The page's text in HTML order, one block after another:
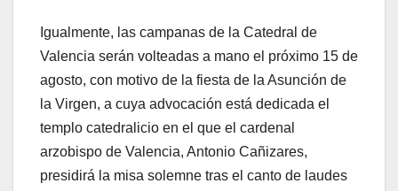
Igualmente, las campanas de la Catedral de
Valencia serán volteadas a mano el próximo 15 de
agosto, con motivo de la fiesta de la Asunción de
la Virgen, a cuya advocación está dedicada el
templo catedralicio en el que el cardenal
arzobispo de Valencia, Antonio Cañizares,
presidirá la misa solemne tras el canto de laudes